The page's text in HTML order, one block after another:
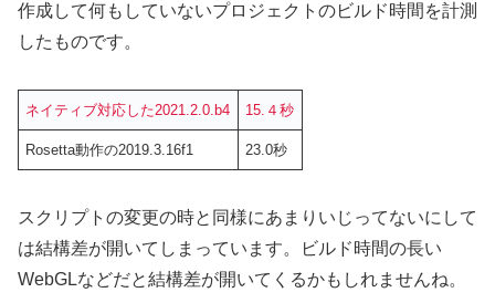
作成して何もしていないプロジェクトのビルド時間を計測
したものです。
ネイティブ対応した2021.2.0.b4 15.４秒
Rosetta動作の2019.3.16f1 23.0秒
スクリプトの変更の時と同様にあまりいじってないにして
は結構差が開いてしまっています。ビルド時間の長い
WebGLなどだと結構差が開いてくるかもしれませんね。